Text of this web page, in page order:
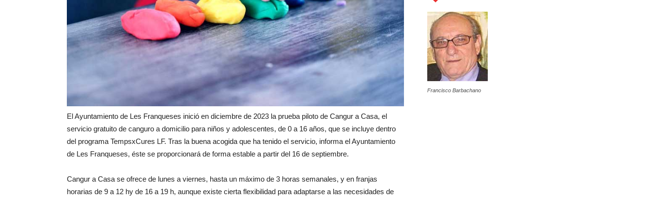
El Ayuntamiento de Les Franqueses inició en diciembre de 2023 la prueba piloto de Cangur a Casa, el
servicio gratuito de canguro a domicilio para niños y adolescentes, de 0 a 16 años, que se incluye dentro
del programa TempsxCures LF. Tras la buena acogida que ha tenido el servicio, informa el Ayuntamiento
de Les Franqueses, éste se proporcionará de forma estable a partir del 16 de septiembre.
Cangur a Casa se ofrece de lunes a viernes, hasta un máximo de 3 horas semanales, y en franjas
horarias de 9 a 12 hy de 16 a 19 h, aunque existe cierta flexibilidad para adaptarse a las necesidades de
Francisco Barbachano